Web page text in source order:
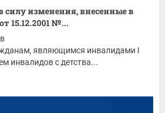
силу изменения, внесенные в
15.12.2001 №...
являющимся инвалидами I
инвалидов с детства...